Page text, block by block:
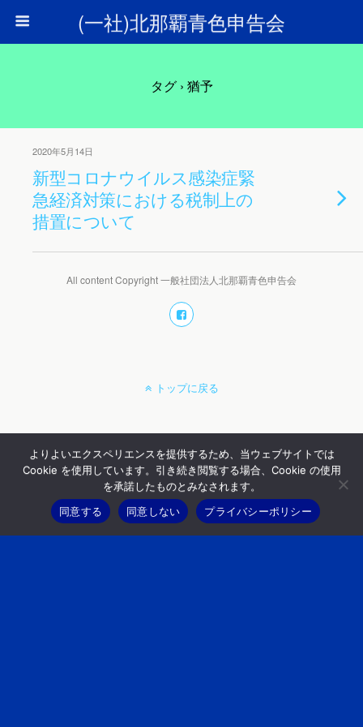
(一社)北那覇青色申告会
タグ › 猶予
2020年5月14日
新型コロナウイルス感染症緊
急経済対策における税制上の
措置について
All content Copyright 一般社団法人北那覇青色申告会
よりよいエクスペリエンスを提供するため、当ウェブサイトでは
Cookie を使用しています。引き続き閲覧する場合、Cookie の使用
を承諾したものとみなされます。
同意する
同意しない プライバシーポリシー
トップに戻る